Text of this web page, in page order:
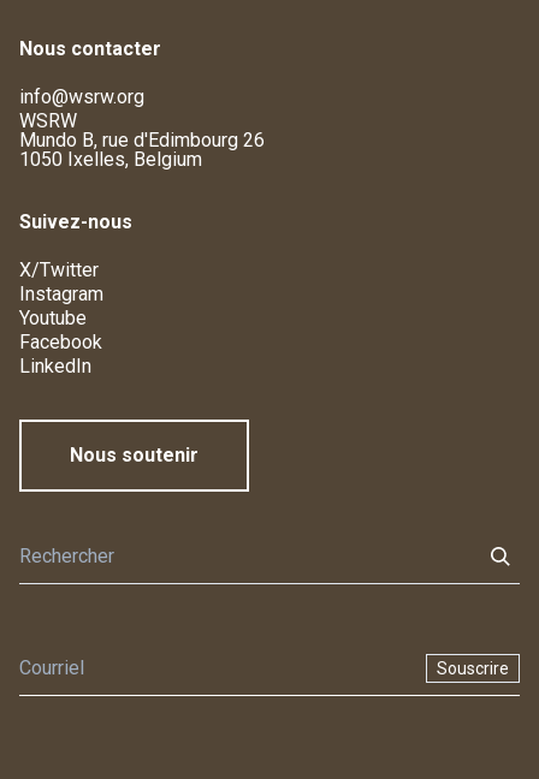
Nous contacter
info@wsrw.org
WSRW
Mundo B, rue d'Edimbourg 26
1050 Ixelles, Belgium
Suivez-nous
X/Twitter
Instagram
Youtube
Facebook
LinkedIn
Nous soutenir
Souscrire